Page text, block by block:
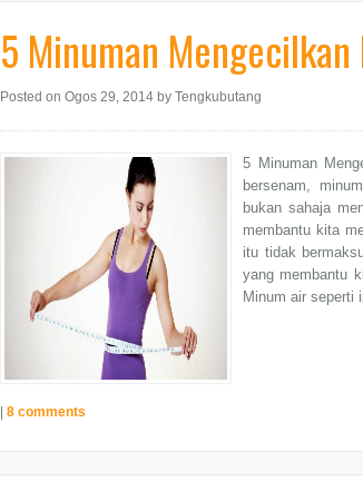
5 Minuman
Posted on Ogos 29, 2014 by Tengkubutang
5 Minuman
bersenam,
bukan sahaja
membantu kita
itu tidak
yang membantu
Minum air seperti
8 comments